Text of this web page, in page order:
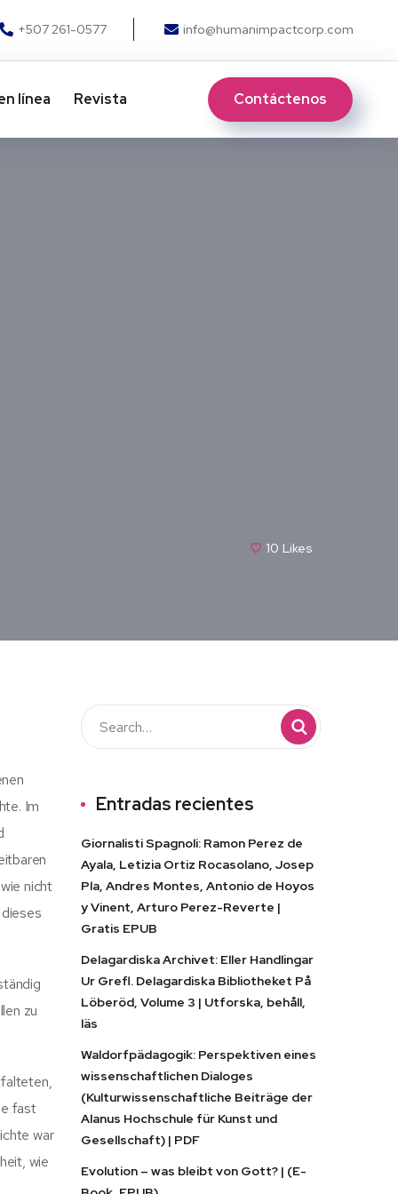
+507 261-0577 info@humanimpactcorp.com
línea Revista Contáctenos
10 Likes
Im
nicht
zu
fast
war
wie
Entradas recientes
Giornalisti Spagnoli: Ramon Perez de
Ayala, Letizia Ortiz Rocasolano, Josep
Pla, Andres Montes, Antonio de Hoyos
y Vinent, Arturo Perez-Reverte |
Gratis EPUB
Delagardiska Archivet: Eller Handlingar
Ur Grefl. Delagardiska Bibliotheket På
Löberöd, Volume 3 | Utforska, behåll,
läs
Waldorfpädagogik: Perspektiven eines
wissenschaftlichen Dialoges
(Kulturwissenschaftliche Beiträge der
Alanus Hochschule für Kunst und
Gesellschaft) | PDF
Evolution – was bleibt von Gott? | (E-